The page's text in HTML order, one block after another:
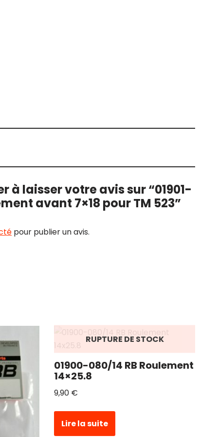
à laisser votre avis sur “01901-
avant 7×18 pour TM 523”
pour publier un avis.
RUPTURE DE STOCK
01900-080/14 RB Roulement
14×25.8
9,90 €
Lire la suite